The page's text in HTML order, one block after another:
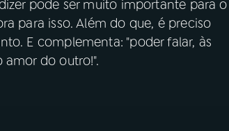
pode ser muito importante para o
para isso. Além do que, é preciso
E complementa: "poder falar, às
amor do outro!".